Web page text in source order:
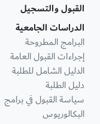
القبول والتسجيل
الدراسات الجامعية
البرامج المطروحة
إجراءات القبول العامة
الدليل الشامل للطلبة
دليل الطلبة
سياسة القبول في برامج
البكالوريوس